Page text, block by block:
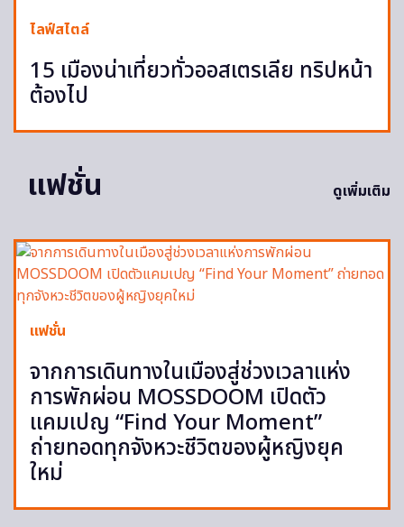
ไลฟ์สไตล์
15 เมืองน่าเที่ยวทั่วออสเตรเลีย ทริปหน้า
ต้องไป
แฟชั่น ดูเพิ่มเติม
แฟชั่น
จากการเดินทางในเมืองสู่ช่วงเวลาแห่ง
การพักผ่อน MOSSDOOM เปิดตัว
แคมเปญ “Find Your Moment”
ถ่ายทอดทุกจังหวะชีวิตของผู้หญิงยุค
ใหม่